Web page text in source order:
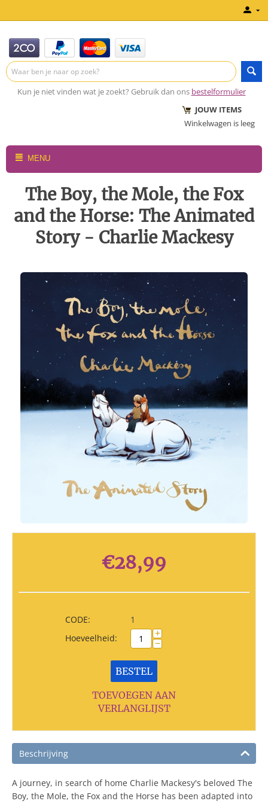
Kun je niet vinden wat je zoekt? Gebruik dan ons bestelformulier
JOUW ITEMS
Winkelwagen is leeg
MENU
The Boy, the Mole, the Fox
and the Horse: The Animated
Story - Charlie Mackesy
€28,99
CODE:
1
Hoeveelheid:
+
−
BESTEL
TOEVOEGEN AAN
VERLANGLIJST
Beschrijving
A journey, in search of home Charlie Mackesy's beloved The
Boy, the Mole, the Fox and the Horse has been adapted into